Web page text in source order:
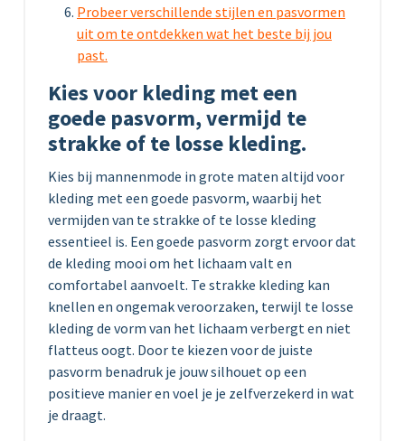
Probeer verschillende stijlen en pasvormen
uit om te ontdekken wat het beste bij jou
past.
Kies voor kleding met een
goede pasvorm, vermijd te
strakke of te losse kleding.
Kies bij mannenmode in grote maten altijd voor
kleding met een goede pasvorm, waarbij het
vermijden van te strakke of te losse kleding
essentieel is. Een goede pasvorm zorgt ervoor dat
de kleding mooi om het lichaam valt en
comfortabel aanvoelt. Te strakke kleding kan
knellen en ongemak veroorzaken, terwijl te losse
kleding de vorm van het lichaam verbergt en niet
flatteus oogt. Door te kiezen voor de juiste
pasvorm benadruk je jouw silhouet op een
positieve manier en voel je je zelfverzekerd in wat
je draagt.